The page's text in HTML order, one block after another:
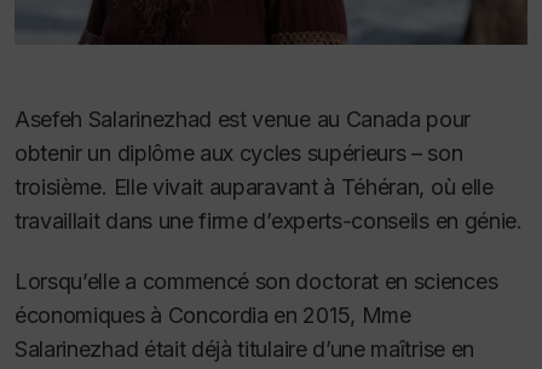
Asefeh Salarinezhad est venue au Canada pour
obtenir un diplôme aux cycles supérieurs – son
troisième. Elle vivait auparavant à Téhéran, où elle
travaillait dans une firme d’experts-conseils en génie.
Lorsqu’elle a commencé son doctorat en sciences
économiques à Concordia en 2015, Mme
Salarinezhad était déjà titulaire d’une maîtrise en